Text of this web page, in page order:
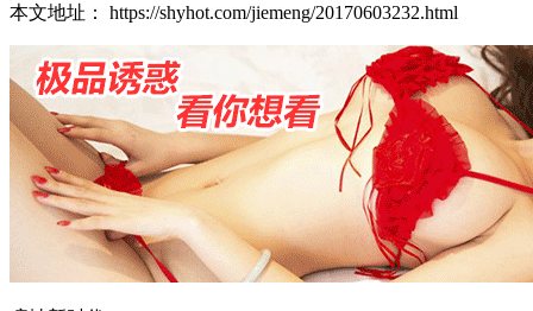
本文地址： https://shyhot.com/jiemeng/20170603232.html